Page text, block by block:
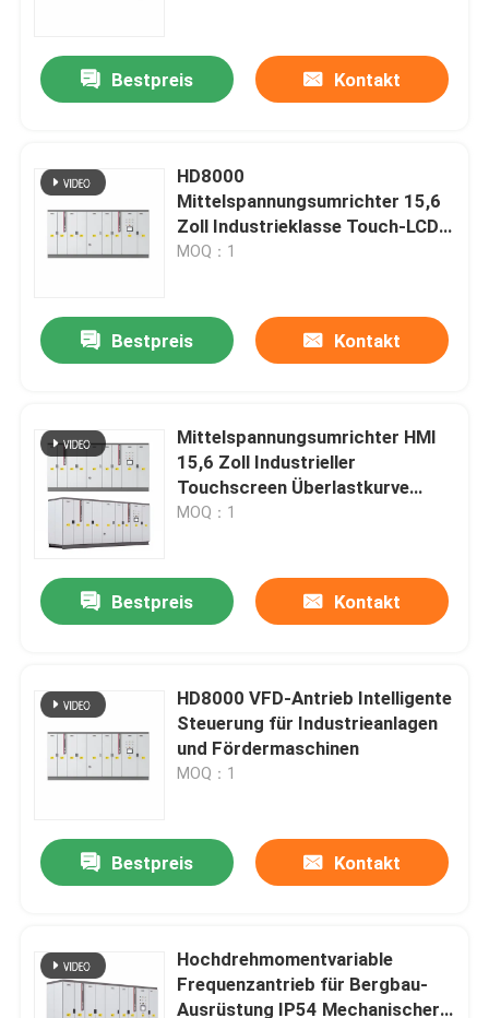
Zu Hause
Videos
Bestpreis Kontakt
HD8000
Mittelspannungsumrichter 15,6
Zoll Industrieklasse Touch-LCD-
Bildschirm für Höhen ≤ 4000mm
MOQ：1
Bestpreis Kontakt
Mittelspannungsumrichter HMI
15,6 Zoll Industrieller
Touchscreen Überlastkurve
120% Nennstrom 60s ≥99%
MOQ：1
Bestpreis Kontakt
HD8000 VFD-Antrieb Intelligente
Steuerung für Industrieanlagen
und Fördermaschinen
MOQ：1
Bestpreis Kontakt
Hochdrehmomentvariable
Frequenzantrieb für Bergbau-
Ausrüstung IP54 Mechanischer